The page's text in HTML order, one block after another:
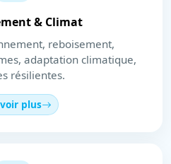
& Climat
reboisement,
adaptation climatique,
résilientes.
plus